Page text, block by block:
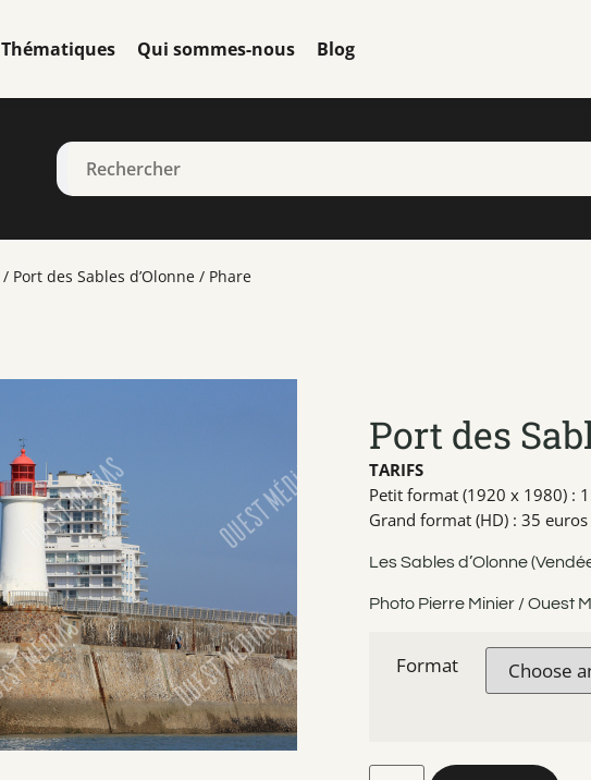
Thématiques Qui sommes-nous Blog
/ Port des Sables d’Olonne / Phare
Port des
TARIFS
Petit format (1920 x 1980) :
Grand format (HD) : 35 euros
Les Sables d’Olonne
Photo Pierre Minier / Ouest
Format